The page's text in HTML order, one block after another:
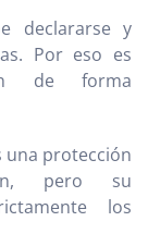
declararse y
Por eso es
de forma
una protección
pero su
los